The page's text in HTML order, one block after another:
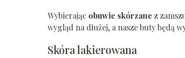
Wybierając obuwie skórzane z
wygląd na dłużej, a nasze buty będą
Skóra lakierowana